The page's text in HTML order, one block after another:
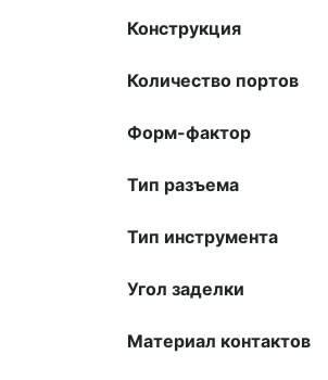
Конструкция
Количество портов
Форм-фактор
Тип разъема
Тип инструмента
Угол заделки
Материал контактов